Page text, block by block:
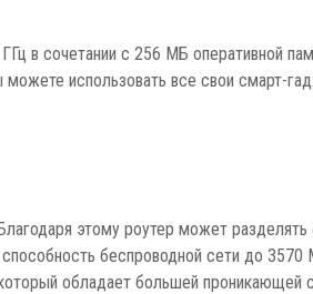
в сочетании с 256 МБ оперативной
использовать все свои смарт-
этому роутер может
беспроводной сети до
обладает большей проникающей